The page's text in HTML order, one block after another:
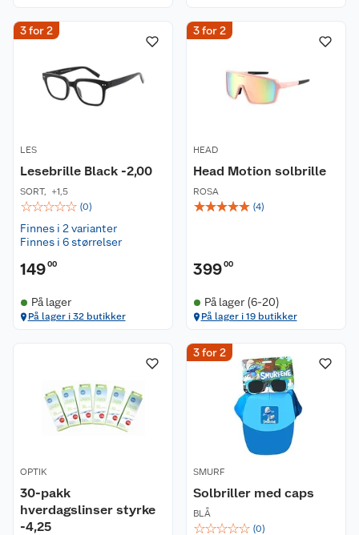
3 for 2
LES
Lesebrille Black -2,00
SORT, +1,5
☆☆☆☆☆ (0)
Finnes i 2 varianter
Finnes i 6 størrelser
14900
På lager
På lager i 32 butikker
3 for 2
HEAD
Head Motion solbrille
ROSA
☆☆☆☆☆ (4)
39900
På lager (6-20)
På lager i 19 butikker
OPTIK
30-pakk
hverdagslinser styrke
-4,25
3 for 2
SMURF
Solbriller med caps
BLÅ
☆☆☆☆☆ (0)
Nyheter
Våre merkevarer
Coop kjeder
Angre- og returrett
Ofte stilte spørsmål
Betalingsalternativer